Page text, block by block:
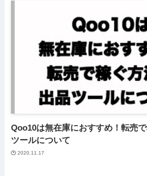
Qoo10は無在庫におすすめ！転売
ツールについて
2020.11.17